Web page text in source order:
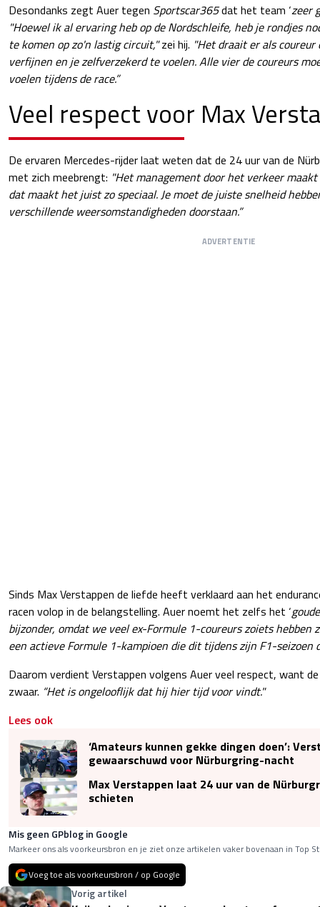
Desondanks zegt Auer tegen Sportscar365dat het team ‘zeer
"Hoewel ik al ervaring heb op de Nordschleife, heb je rondjes
te komen op zo'n lastig circuit,"zei hij. "Het draait er als
verfijnen en je zelfverzekerd te voelen. Alle vier de coureurs
voelen tijdens de race.”
Veel respect voor Max
De ervaren Mercedes-rijder laat weten dat de 24 uur van de
met zich meebrengt: "Het management door het verkeer
dat maakt het juist zo speciaal. Je moet de juiste snelheid
verschillende weersomstandigheden doorstaan.”
ADVERTENTIE
Sinds Max Verstappen de liefde heeft verklaard aan het
racen volop in de belangstelling. Auer noemt het zelfs het ‘
bijzonder, omdat we veel ex-Formule 1-coureurs zoiets hebben
een actieve Formule 1-kampioen die dit tijdens zijn F1-seizoen
Daarom verdient Verstappen volgens Auer veel respect, want
zwaar. “Het is ongelooflijk dat hij hier tijd voor vindt."
Lees ook
‘Amateurs kunnen gekke dingen doen’:
gewaarschuwd voor Nürburgring-nacht
Max Verstappen laat 24 uur van de
schieten
Mis geen GPblog in Google
Markeer ons als voorkeursbron en je ziet onze artikelen vaker bovenaan in Top
Voeg toe als voorkeursbron / op Google
Vorig artikel